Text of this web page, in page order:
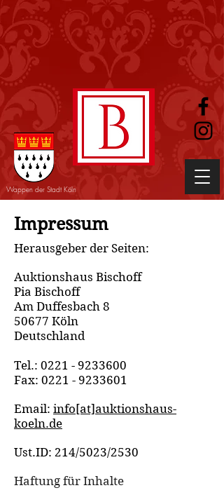
Wappen der Stadt Köln
Impressum
Herausgeber der Seiten:
Auktionshaus Bischoff
Pia Bischoff
Am Duffesbach 8
50677 Köln
Deutschland
Tel.: 0221 - 9233600
Fax: 0221 - 9233601
Email: info[at]auktionshaus-
koeln.de
Ust.ID: 214/5023/2530
Haftung für Inhalte